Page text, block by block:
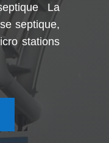
La
septique,
stations